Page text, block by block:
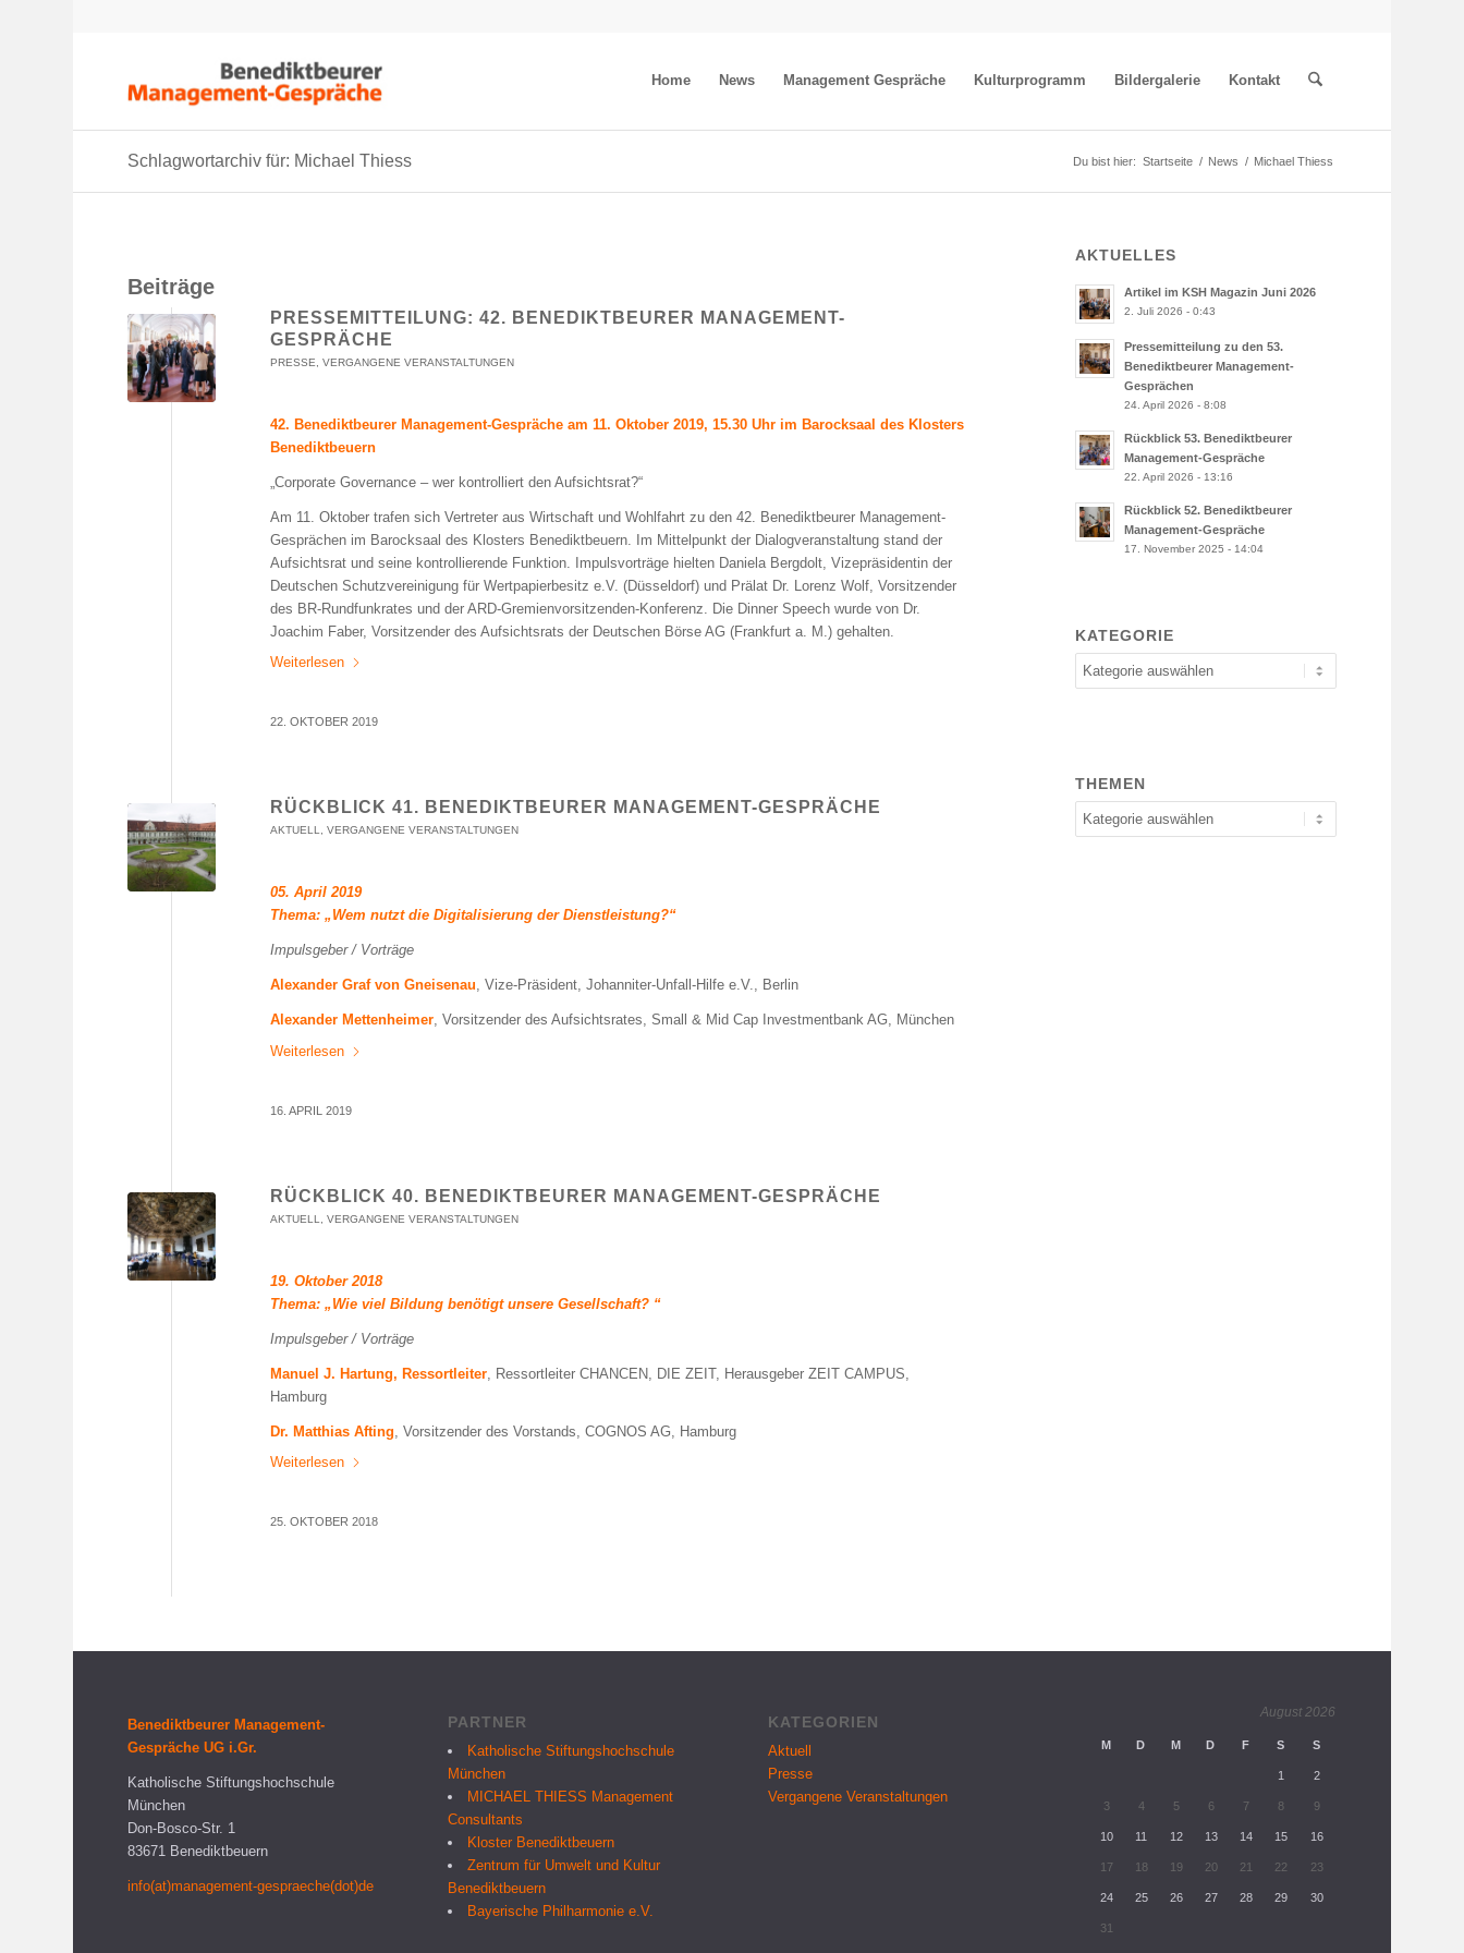
Home News Management Gespräche Kulturprogramm Bildergalerie Kontakt
Schlagwortarchiv für: Michael Thiess Du bist hier: Startseite / News / Michael Thiess
Beiträge
PRESSEMITTEILUNG: 42. BENEDIKTBEURER MANAGEMENT-
GESPRÄCHE
PRESSE ,VERGANGENE VERANSTALTUNGEN
42. Benediktbeurer Management-Gespräche am 11. Oktober 2019, 15.30 Uhr im Barocksaal des Klosters
Benediktbeuern
„Corporate Governance – wer kontrolliert den Aufsichtsrat?“
Am 11. Oktober trafen sich Vertreter aus Wirtschaft und Wohlfahrt zu den 42. Benediktbeurer Management-
Gesprächen im Barocksaal des Klosters Benediktbeuern. Im Mittelpunkt der Dialogveranstaltung stand der
Aufsichtsrat und seine kontrollierende Funktion. Impulsvorträge hielten Daniela Bergdolt, Vizepräsidentin der
Deutschen Schutzvereinigung für Wertpapierbesitz e.V. (Düsseldorf) und Prälat Dr. Lorenz Wolf, Vorsitzender
des BR-Rundfunkrates und der ARD-Gremienvorsitzenden-Konferenz. Die Dinner Speech wurde von Dr.
Joachim Faber, Vorsitzender des Aufsichtsrats der Deutschen Börse AG (Frankfurt a. M.) gehalten.
Weiterlesen
22. OKTOBER 2019
RÜCKBLICK 41. BENEDIKTBEURER MANAGEMENT-GESPRÄCHE
AKTUELL,VERGANGENE VERANSTALTUNGEN
05. April 2019
Thema: „Wem nutzt die Digitalisierung der Dienstleistung?“
Impulsgeber / Vorträge
Alexander Graf von Gneisenau, Vize-Präsident, Johanniter-Unfall-Hilfe e.V., Berlin
Alexander Mettenheimer, Vorsitzender des Aufsichtsrates, Small & Mid Cap Investmentbank AG, München
Weiterlesen
16. APRIL 2019
RÜCKBLICK 40. BENEDIKTBEURER MANAGEMENT-GESPRÄCHE
AKTUELL ,VERGANGENE VERANSTALTUNGEN
19. Oktober 2018
Thema: „Wie viel Bildung benötigt unsere Gesellschaft? “
Impulsgeber / Vorträge
Manuel J. Hartung, Ressortleiter , Ressortleiter CHANCEN, DIE ZEIT, Herausgeber ZEIT CAMPUS,
Hamburg
Dr. Matthias Afting , Vorsitzender des Vorstands, COGNOS AG, Hamburg
Weiterlesen
25. OKTOBER 2018
AKTUELLES
Artikel im KSH Magazin Juni 2026
2. Juli 2026 - 0:43
Pressemitteilung zu den 53.
Benediktbeurer Management-
Gesprächen
24. April 2026 - 8:08
Rückblick 53. Benediktbeurer
Management-Gespräche
22. April 2026 - 13:16
Rückblick 52. Benediktbeurer
Management-Gespräche
17. November 2025 - 14:04
KATEGORIE
Kategorie
THEMEN
Themen
Benediktbeurer Management-
Gespräche UG i.Gr.
Katholische Stiftungshochschule
München
Don-Bosco-Str. 1
83671 Benediktbeuern
info(at)management-gespraeche(dot)de
PARTNER
Katholische Stiftungshochschule
München
MICHAEL THIESS Management
Consultants
Kloster Benediktbeuern
Zentrum für Umwelt und Kultur
Benediktbeuern
Bayerische Philharmonie e.V.
KATEGORIEN
Aktuell
Presse
Vergangene Veranstaltungen
August 2026
M D M D F S S
1 2
3 4 5 6 7 8 9
10 11 12 13 14 15 16
17 18 19 20 21 22 23
24 25 26 27 28 29 30
31